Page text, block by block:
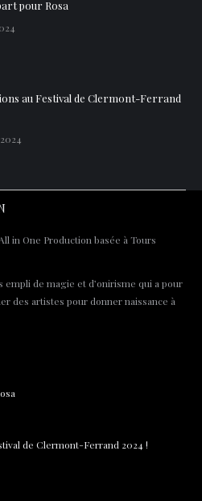
pour Rosa
au Festival de Clermont-Ferrand
in One Production basée à Tours
empli de magie et d’onirisme qui a pour
des artistes pour donner naissance à
de Clermont-Ferrand 2024 !